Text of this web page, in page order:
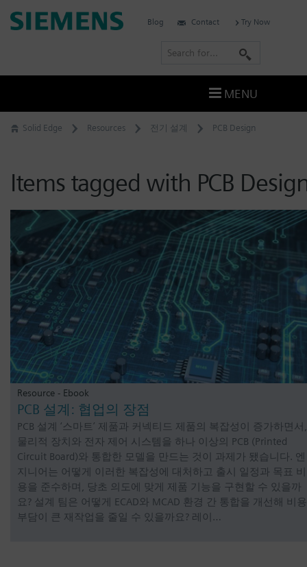
Skip
to
Solid Edge Resources 전기 설계 PCB Design
Items tagged with PCB
Resource - Ebook
PCB 설계: 협업의 장점
PCB 설계 ‘스마트’ 제품과 커넥티드 제품의 복잡성이 증가하면서,
물리적 장치와 전자 제어 시스템을 하나 이상의 PCB (Printed
Circuit Board)와 통합한 모델을 만드는 것이 과제가 됐습니다. 엔
지니어는 어떻게 이러한 복잡성에 대처하고 출시 일정과 목표 비
용을 준수하며, 당초 의도에 맞게 제품 기능을 구현할 수 있을까
요? 설계 팀은 어떻게 ECAD와 MCAD 환경 간 통합을 개선해 비용
부담이 큰 재작업을 줄일 수 있을까요? 레이…
Siemens
Blog Contact Try Now
r
c
MENU